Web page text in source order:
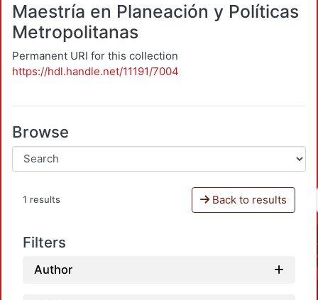
Maestría en Planeación y Políticas
Metropolitanas
Permanent URI for this collection
https://hdl.handle.net/11191/7004
Browse
1 results Back to results
Filters
Author